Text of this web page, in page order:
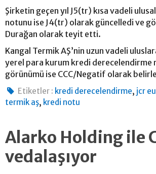
Şirketin geçen yıl J5(tr) kısa vadeli
notunu ise J4(tr) olarak güncelledi ve
Durağan olarak teyit etti.
Kangal Termik AŞ’nin uzun vadeli
yerel para kurum kredi derecelendirme
görünümü ise CCC/Negatif olarak
Etiketler : kredi derecelendirme, jcr
termik aş, kredi notu
Alarko Holding ile
vedalaşıyor